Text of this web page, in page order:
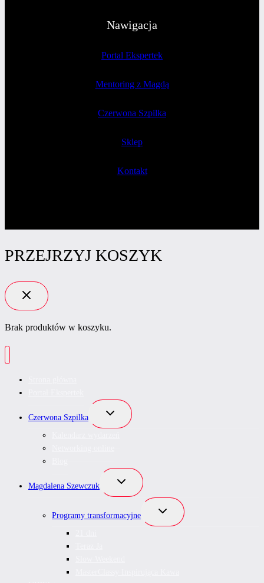
Nawigacja
Portal Ekspertek
Mentoring z Magdą
Czerwona Szpilka
Sklep
Kontakt
PRZEJRZYJ KOSZYK
Brak produktów w koszyku.
Czerwona Szpilka
Przełącz
menu
podrzędne
Magdalena Szewczuk
Przełącz
menu
podrzędne
Programy transformacyjne
Przełącz
menu
podrzędne